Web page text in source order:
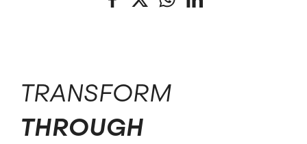
TRANSFORM
THROUGH